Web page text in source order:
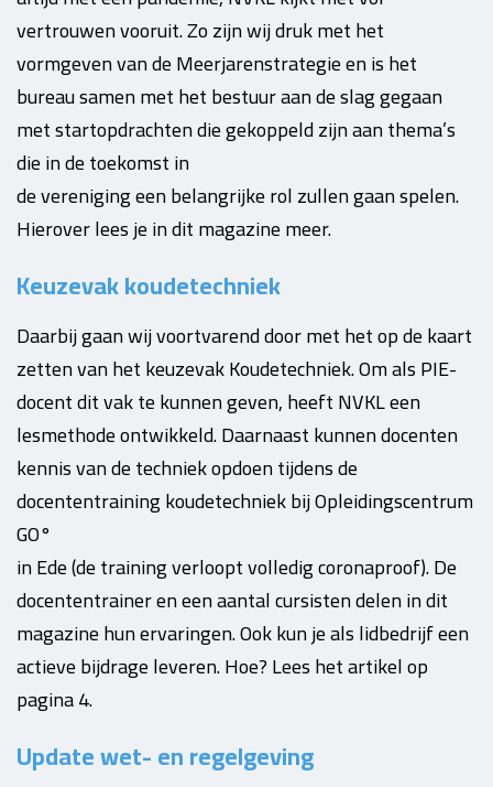
vertrouwen vooruit. Zo zijn wij druk met het
vormgeven van de Meerjarenstrategie en is het
bureau samen met het bestuur aan de slag gegaan
met startopdrachten die gekoppeld zijn aan thema’s
die in de toekomst in
de vereniging een belangrijke rol zullen gaan spelen.
Hierover lees je in dit magazine meer.
Keuzevak koudetechniek
Daarbij gaan wij voortvarend door met het op de kaart
zetten van het keuzevak Koudetechniek. Om als PIE-
docent dit vak te kunnen geven, heeft NVKL een
lesmethode ontwikkeld. Daarnaast kunnen docenten
kennis van de techniek opdoen tijdens de
docententraining koudetechniek bij Opleidingscentrum
GO°
in Ede (de training verloopt volledig coronaproof). De
docententrainer en een aantal cursisten delen in dit
magazine hun ervaringen. Ook kun je als lidbedrijf een
actieve bijdrage leveren. Hoe? Lees het artikel op
pagina 4.
Update wet- en regelgeving